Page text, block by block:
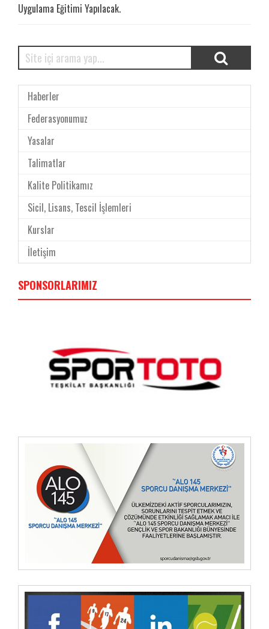
Uygulama Eğitimi Yapılacak.
Haberler
Federasyonumuz
Yasalar
Talimatlar
Kalite Politikamız
Sicil, Lisans, Tescil İşlemleri
Kurslar
İletişim
SPONSORLARIMIZ